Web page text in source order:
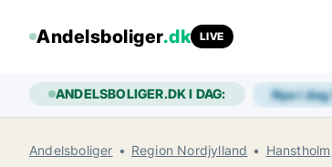
Andelsboliger.dk LIVE
ANDELSBOLIGER.DK I DAG: Nye i dag
Andelsboliger Region Nordjylland Hanstholm